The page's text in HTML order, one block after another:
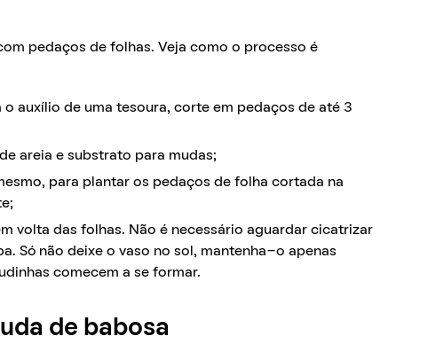
pedaços de folhas. Veja como o processo é
o auxílio de uma tesoura, corte em pedaços de até 3
areia e substrato para mudas;
para plantar os pedaços de folha cortada na
volta das folhas. Não é necessário aguardar cicatrizar
Só não deixe o vaso no sol, mantenha-o apenas
comecem a se formar.
de babosa